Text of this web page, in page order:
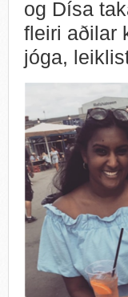
og Dísa
fleiri aðilar
jóga,